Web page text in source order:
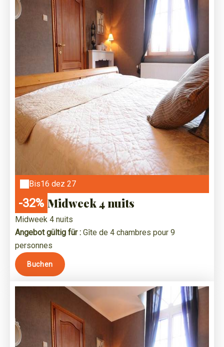
Bis16 dez 27
-32% Midweek 4 nuits
Midweek 4 nuits
Angebot gültig für : Gîte de 4 chambres pour 9
personnes
Buchen